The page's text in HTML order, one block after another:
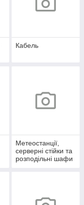
Кабель
Метеостанції,
серверні стійки та
розподільні шафи